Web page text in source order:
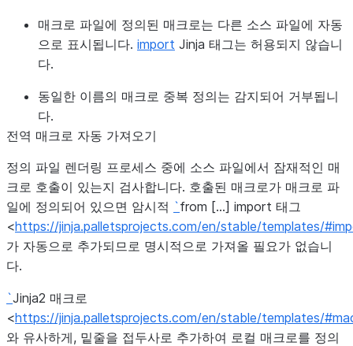
매크로 파일에 정의된 매크로는 다른 소스 파일에 자동
으로 표시됩니다. import Jinja 태그는 허용되지 않습니
다.
동일한 이름의 매크로 중복 정의는 감지되어 거부됩니
다.
전역 매크로 자동 가져오기
정의 파일 렌더링 프로세스 중에 소스 파일에서 잠재적인 매
크로 호출이 있는지 검사합니다. 호출된 매크로가 매크로 파
일에 정의되어 있으면 암시적 `from […] import 태그
<https://jinja.palletsprojects.com/en/stable/templates/
가 자동으로 추가되므로 명시적으로 가져올 필요가 없습니
다.
`Jinja2 매크로
<https://jinja.palletsprojects.com/en/stable/templates/
와 유사하게, 밑줄을 접두사로 추가하여 로컬 매크로를 정의